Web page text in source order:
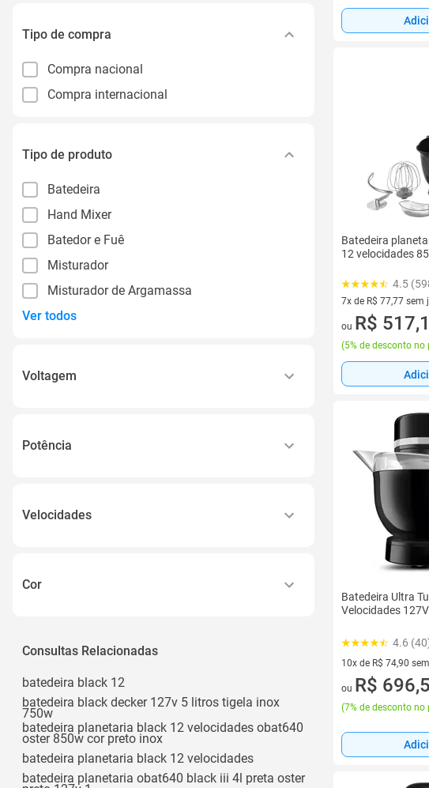
Tipo de compra
Compra nacional
Compra internacional
Tipo de produto
Batedeira
Hand Mixer
Batedor e Fuê
Misturador
Misturador de Argamassa
Ver todos
Voltagem
Potência
Velocidades
3 Velocidades
Ver todos
Cor
Branca
Branco e Cinza
Cherry
Ver todos
Consultas Relacionadas
batedeira black 12
batedeira black decker 127v 5 litros tigela inox
750w
batedeira planetaria black 12 velocidades obat640
oster 850w cor preto inox
batedeira planetaria black 12 velocidades
batedeira planetaria obat640 black iii 4l preta oster
Batedeira
12 velocidades
4.5
7x de R$ 77,77 sem
7 vez de R$ 77,77
ou R$
(5% de desconto no
Batedeira Ultra
Velocidades 127V
4.6
10x de R$ 74,90
10 vez de R$ 74,90
ou R$
(7% de desconto no